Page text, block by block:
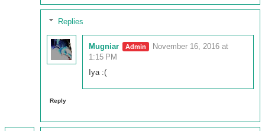
Replies
Mugniar
November 16, 2016 at
1:15 PM
Iya :(
Reply